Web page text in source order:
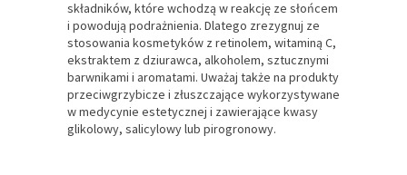
składników, które wchodzą w reakcję ze słońcem
i powodują podrażnienia. Dlatego zrezygnuj ze
stosowania kosmetyków z retinolem, witaminą C,
ekstraktem z dziurawca, alkoholem, sztucznymi
barwnikami i aromatami. Uważaj także na produkty
przeciwgrzybicze i złuszczające wykorzystywane
w medycynie estetycznej i zawierające kwasy
glikolowy, salicylowy lub pirogronowy.